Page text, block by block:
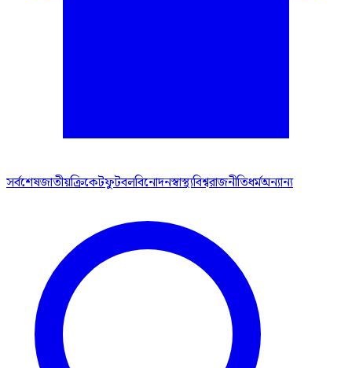
সর্বশেষজাতীয়ক্রিকেটফুটবলবিনোদনস্বাস্থ্যবিশ্বরাজনীতিধর্মঅন্যান্য